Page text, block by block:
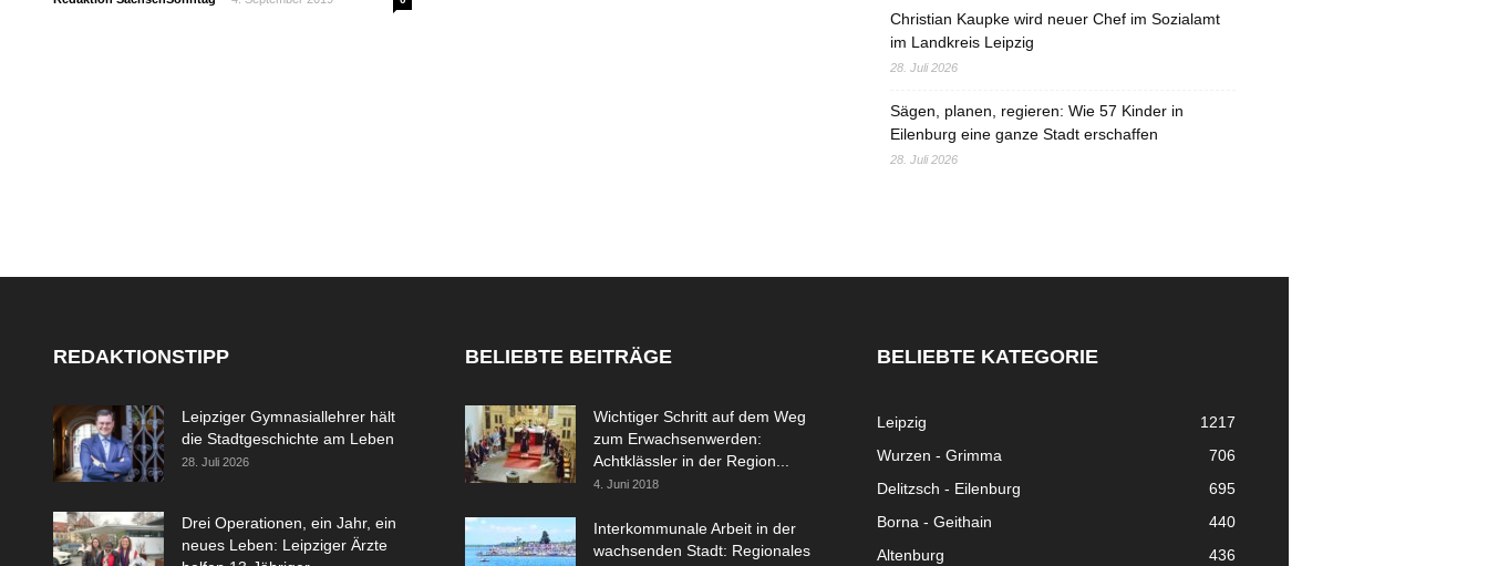
Christian Kaupke wird neuer Chef im Sozialamt
im Landkreis Leipzig
28. Juli 2026
Sägen, planen, regieren: Wie 57 Kinder in
Eilenburg eine ganze Stadt erschaffen
28. Juli 2026
REDAKTIONSTIPP
Leipziger Gymnasiallehrer hält
die Stadtgeschichte am Leben
28. Juli 2026
Drei Operationen, ein Jahr, ein
neues Leben: Leipziger Ärzte
BELIEBTE BEITRÄGE
Wichtiger Schritt auf dem Weg
zum Erwachsenwerden:
Achtklässler in der Region...
4. Juni 2018
Interkommunale Arbeit in der
wachsenden Stadt: Regionales
BELIEBTE KATEGORIE
Leipzig
1217
Wurzen - Grimma
706
Delitzsch - Eilenburg
695
Borna - Geithain
440
Altenburg
436